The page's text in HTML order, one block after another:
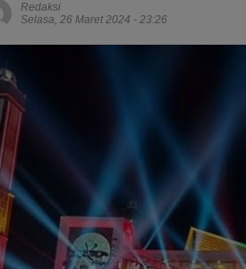
Redaksi
Selasa, 26 Maret 2024 - 23:26